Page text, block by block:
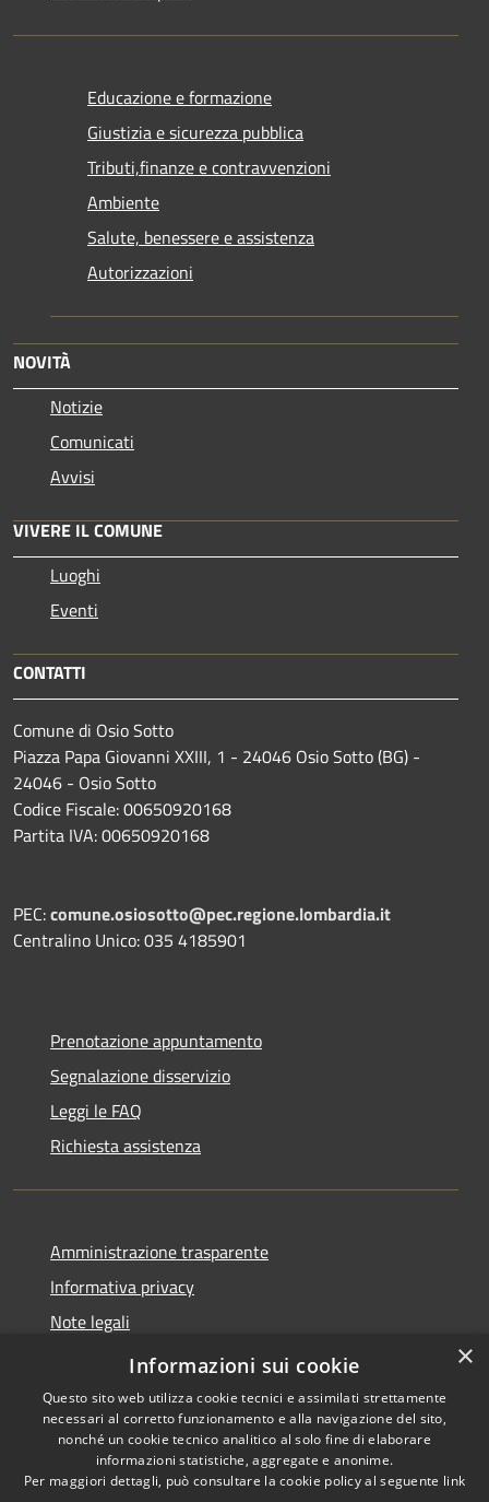
Educazione e formazione
Giustizia e sicurezza pubblica
Tributi,finanze e contravvenzioni
Ambiente
Salute, benessere e assistenza
Autorizzazioni
NOVITÀ
Notizie
Comunicati
Avvisi
VIVERE IL COMUNE
Luoghi
Eventi
CONTATTI
Comune di Osio Sotto
Piazza Papa Giovanni XXIII, 1 - 24046 Osio Sotto (BG) -
24046 - Osio Sotto
Codice Fiscale: 00650920168
Partita IVA: 00650920168
PEC:comune.osiosotto@pec.regione.lombardia.it
Centralino Unico: 035 4185901
Prenotazione appuntamento
Segnalazione disservizio
Leggi le FAQ
Richiesta assistenza
Amministrazione trasparente
Informativa privacy
Note legali
Dichiarazione di accessibilità 2025
Accessibilità
Copyright © 2026 • Comune di
Osio Sotto • Powered by
×
Informazioni sui cookie
Questo sito web utilizza cookie tecnici e assimilati strettamente
necessari al corretto funzionamento e alla navigazione del sito,
nonché un cookie tecnico analitico al solo fine di elaborare
informazioni statistiche, aggregate e anonime.
Per maggiori dettagli, può consultare la cookie policy al seguente link